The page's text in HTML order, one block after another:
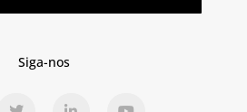
Siga-nos